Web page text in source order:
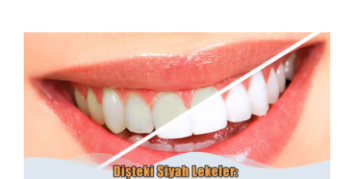
Klinik Foto